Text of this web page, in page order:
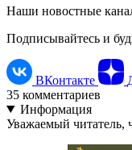
Наши новостные
Подписывайтесь и
ВКонтакте
35 комментариев
Информация
Уважаемый читатель,